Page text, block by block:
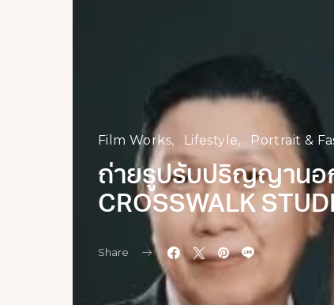
Film Works Lifestyle Portrait &
ถ่ายรูปรับปริญญานอ
CROSSWALK
Share